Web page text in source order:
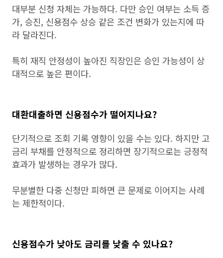
대부분 신청 자체는 가능하다. 다만 승인 여부는 소득 증
가, 승진, 신용점수 상승 같은 조건 변화가 있는지에 따
라 달라진다.
특히 재직 안정성이 높아진 직장인은 승인 가능성이 상
대적으로 높은 편이다.
대환대출하면 신용점수가 떨어지나요?
단기적으로 조회 기록 영향이 있을 수는 있다. 하지만 고
금리 부채를 안정적으로 정리하면 장기적으로는 긍정적
효과가 발생하는 경우가 많다.
무분별한 다중 신청만 피하면 큰 문제로 이어지는 사례
는 제한적이다.
신용점수가 낮아도 금리를 낮출 수 있나요?